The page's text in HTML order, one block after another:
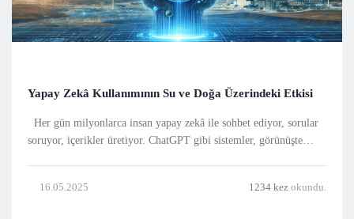
Yapay Zekâ Kullanımının Su ve Doğa Üzerindeki Etkisi
soruyor, içerikler üretiyor. ChatGPT gibi sistemler, görünüşte
olan her şey, do
16.05.2025 1234 kez okundu.